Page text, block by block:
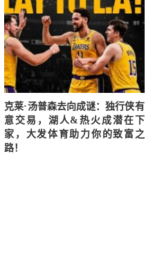
克莱·汤普森去向成谜：独行侠有
意交易，湖人&热火成潜在下
家，大发体育助力你的致富之
路！